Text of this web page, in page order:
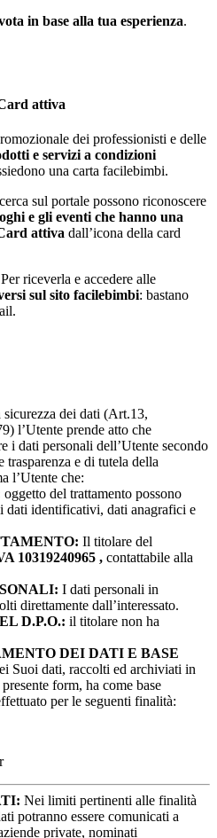
in base alla tua esperienza.
attiva
dei professionisti e delle
e servizi a condizioni
una carta facilebimbi.
sul portale possono riconoscere
e gli eventi che hanno una
attiva dall’icona della card
riceverla e accedere alle
sul sito facilebimbi: bastano
sicurezza dei dati (Art.13,
l’Utente prende atto che
i dati personali dell’Utente secondo
e di tutela della
l’Utente che:
oggetto del trattamento possono
dati identificativi, dati anagrafici e
Il titolare del
10319240965 , contattabile alla
I dati personali in
direttamente dall’interessato.
D.P.O.: il titolare non ha
DEI DATI E BASE
Suoi dati, raccolti ed archiviati in
form, ha come base
per le seguenti finalità:
Nei limiti pertinenti alle finalità
potranno essere comunicati a
private, nominati